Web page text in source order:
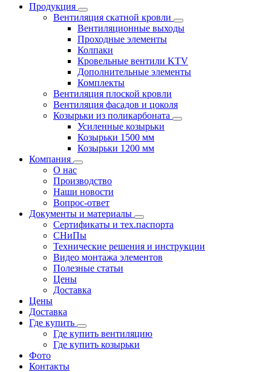
Продукция
Вентиляция скатной кровли
Вентиляционные выходы
Проходные элементы
Колпаки
Кровельные вентили KTV
Дополнительные элементы
Комплекты
Вентиляция плоской кровли
Вентиляция фасадов и цоколя
Козырьки из поликарбоната
Усиленные козырьки
Козырьки 1500 мм
Козырьки 1200 мм
Компания
О нас
Производство
Наши новости
Вопрос-ответ
Документы и материалы
Сертификаты и тех.паспорта
СНиПы
Технические решения и инструкции
Видео монтажа элементов
Полезные статьи
Цены
Доставка
Цены
Доставка
Где купить
Где купить вентиляцию
Где купить козырьки
Фото
Контакты